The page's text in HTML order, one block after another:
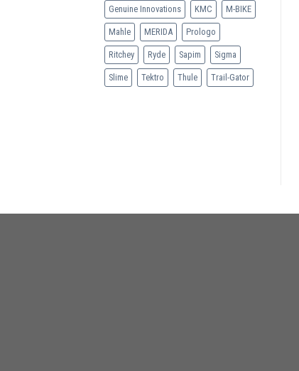
Genuine Innovations KMC M-BIKE
Mahle MERIDA Prologo
Ritchey Ryde Sapim Sigma
Slime Tektro Thule Trail-Gator